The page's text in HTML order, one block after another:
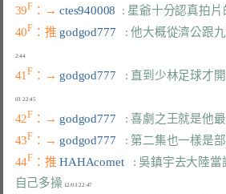
39F ：→ ctes940008 : 星爺十分認真拍片
40F ：推 godgod777 : 他大概從濟公跟
2:44
41F ：→ godgod777 : 直到少林足球才
03 22:45
42F ：→ godgod777 : 喜劇之王就是他
43F ：→ godgod777 : 第二集也一樣是
44F ：推 HAHAcomet : 吳鎮宇去大陸
自己多操